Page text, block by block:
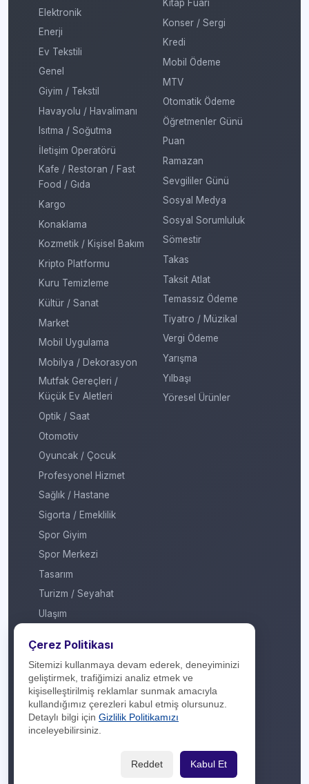
Elektronik
Enerji
Ev Tekstili
Genel
Giyim / Tekstil
Havayolu / Havalimanı
Isıtma / Soğutma
İletişim Operatörü
Kafe / Restoran / Fast
Food / Gıda
Kargo
Konaklama
Kozmetik / Kişisel Bakım
Kripto Platformu
Kuru Temizleme
Kültür / Sanat
Market
Mobil Uygulama
Mobilya / Dekorasyon
Mutfak Gereçleri /
Küçük Ev Aletleri
Optik / Saat
Otomotiv
Oyuncak / Çocuk
Profesyonel Hizmet
Sağlık / Hastane
Sigorta / Emeklilik
Spor Giyim
Spor Merkezi
Tasarım
Turizm / Seyahat
Ulaşım
Yurt Dışı / Duty Free
Kitap Fuarı
Konser / Sergi
Kredi
Mobil Ödeme
MTV
Otomatik Ödeme
Öğretmenler Günü
Puan
Ramazan
Sevgililer Günü
Sosyal Medya
Sosyal Sorumluluk
Sömestir
Takas
Taksit Atlat
Temassız Ödeme
Tiyatro / Müzikal
Vergi Ödeme
Yarışma
Yılbaşı
Yöresel Ürünler
Hakkımızda
İletişim
Çerez Politikası
Sitemizi kullanmaya devam ederek, deneyiminizi
geliştirmek, trafiğimizi analiz etmek ve
kişiselleştirilmiş reklamlar sunmak amacıyla
kullandığımız çerezleri kabul etmiş olursunuz.
Detaylı bilgi için Gizlilik Politikamızı
inceleyebilirsiniz.
Reddet Kabul Et